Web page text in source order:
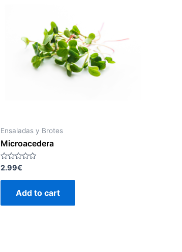
Ensaladas y Brotes
Microacedera
Rated
out
2.99€
Add to cart